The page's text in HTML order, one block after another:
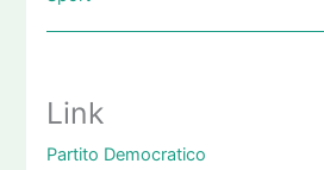
Link
Partito Democratico